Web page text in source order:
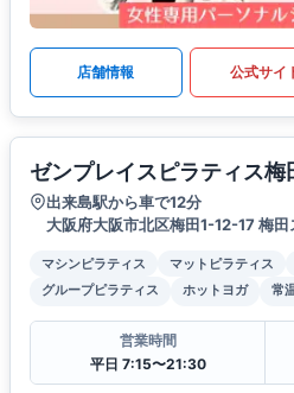
店舗情報 公式サイ
ゼンプレイスピラティス梅
出来島駅から車で12分
大阪府大阪市北区梅田1-12-17 梅
マシンピラティス マットピラティス
グループピラティス
ホットヨガ 常
営業時間
平日 7:15〜21:30